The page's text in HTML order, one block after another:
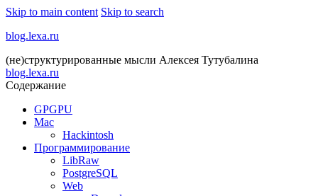
Skip to main content Skip to search
blog.lexa.ru
(не)структурированные мысли Алексея Тутубалина
blog.lexa.ru
Содержание
GPGPU
Mac
Hackintosh
Программирование
LibRaw
PostgreSQL
Web